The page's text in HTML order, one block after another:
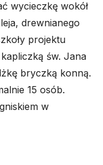
wycieczkę wokół
drewnianego
projektu
św. Jana
bryczką konną.
15 osób.
w